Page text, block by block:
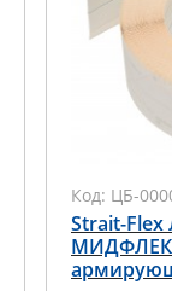
Код: ЦБ-
Strait-Flex